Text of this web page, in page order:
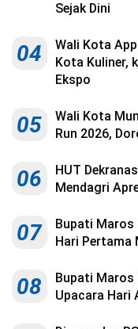
Sejak Dini
04
Wali Kota
Kota Kuliner,
Ekspo
05
Wali Kota
Run 2026,
06
HUT
Mendagri
07
Bupati Maros
Hari Pertama
08
Bupati Maros
Upacara Hari